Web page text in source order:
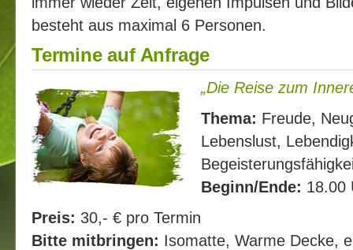
besteht aus maximal 6 Personen.
Termine auf Anfrage
„Die Reise zum
Thema: Freude,
Lebenslust,
Beginn/Ende: 18.00
Preis: 30,- € pro Termin
Bitte mitbringen: Isomatte, Warme Decke,